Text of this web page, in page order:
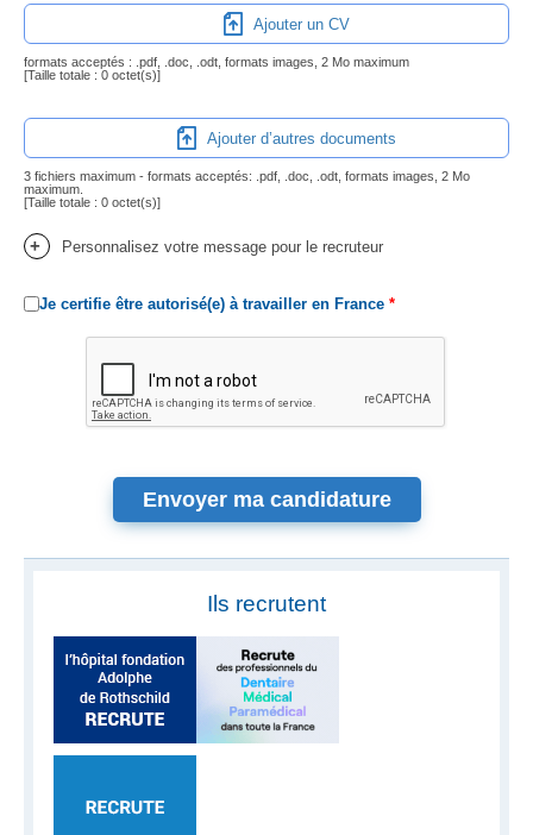
Ajouter un CV
formats acceptés : .pdf, .doc, .odt, formats images, 2 Mo maximum
[Taille totale : 0 octet(s)]
Ajouter d’autres documents
3 fichiers maximum - formats acceptés: .pdf, .doc, .odt, formats images, 2 Mo
maximum.
[Taille totale : 0 octet(s)]
+ Personnalisez votre message pour le recruteur
Je certifie être autorisé(e) à travailler en France
Ils recrutent